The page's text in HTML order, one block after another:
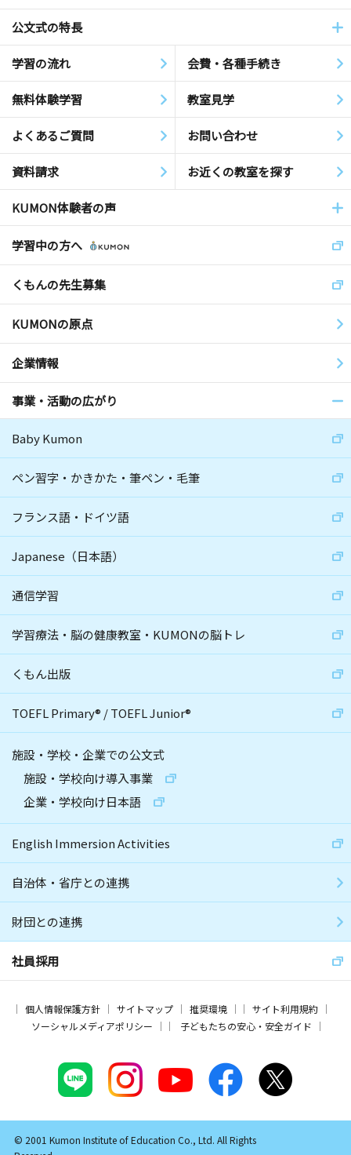
公文式の特長
学習の流れ 会費・各種手続き
無料体験学習 教室見学
よくあるご質問 お問い合わせ
資料請求 お近くの教室を探す
KUMON体験者の声
学習中の方へ
くもんの先生募集
KUMONの原点
企業情報
事業・活動の広がり
Baby Kumon
ペン習字・かきかた・筆ペン・毛筆
フランス語・ドイツ語
Japanese（日本語）
通信学習
学習療法・脳の健康教室・KUMONの脳トレ
くもん出版
TOEFL Primary® /TOEFL Junior®
施設・学校・企業での公文式
施設・学校向け導入事業
企業・学校向け日本語
English Immersion Activities
自治体・省庁との連携
財団との連携
社員採用
個人情報保護方針 サイトマップ 推奨環境
サイト利用規約
ソーシャルメディアポリシー
子どもたちの安心・安全ガイド
© 2001 Kumon Institute of Education Co., Ltd. All Rights